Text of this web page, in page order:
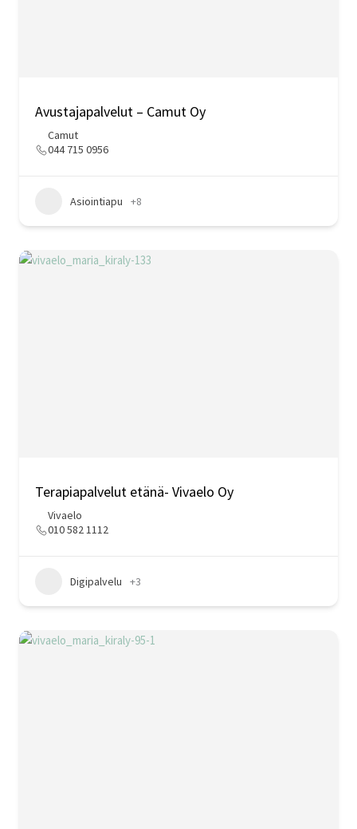
Avustajapalvelut – Camut Oy
Camut
044 715 0956
Asiointiapu +8
Terapiapalvelut etänä- Vivaelo Oy
Vivaelo
010 582 1112
Digipalvelu +3